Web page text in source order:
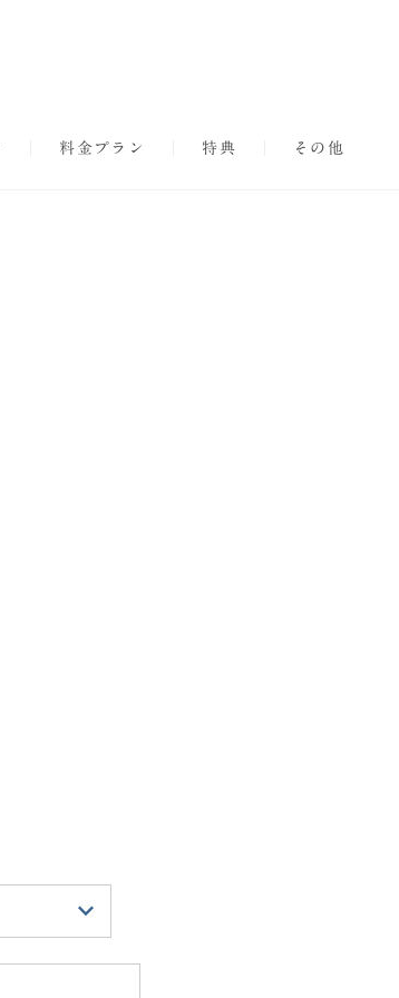
料金プラン 特典 その他